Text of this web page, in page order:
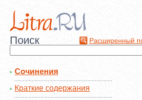
Поиск Расширенный
Сочинения
Краткие содержания